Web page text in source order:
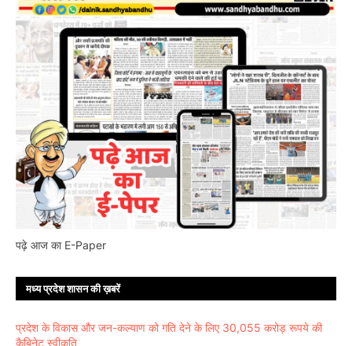
पढ़े आज का E-Paper
मध्य प्रदेश शासन की ख़बरें
प्रदेश के विकास और जन-कल्याण को गति देने के लिए 30,055 करोड़ रूपये की
कैबिनेट स्वीकृति